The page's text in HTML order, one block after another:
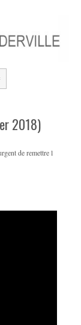
2018)
de remettre l